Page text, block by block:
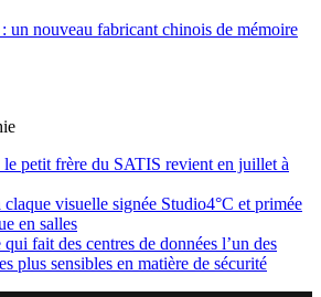
un nouveau fabricant chinois de mémoire
petit frère du SATIS revient en juillet à
visuelle signée Studio4°C et primée
en salles
qui fait des centres de données l’un des
plus sensibles en matière de sécurité